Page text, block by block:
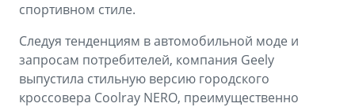
OKAVANGO
от 3 429 990 ₽*
MONJARO
от 4 349 990 ₽*
Аксессуары
Зарядные устройства
ФИНАНСЫ И УСЛУГИ
Советы по эксплуатации
Спецпредложения
ПОДДЕРЖКА
спортивном стиле.
Следуя тенденциям в автомобильной моде и
запросам потребителей, компания Geely
выпустила стильную версию городского
кроссовера Coolray NERO, преимущественно